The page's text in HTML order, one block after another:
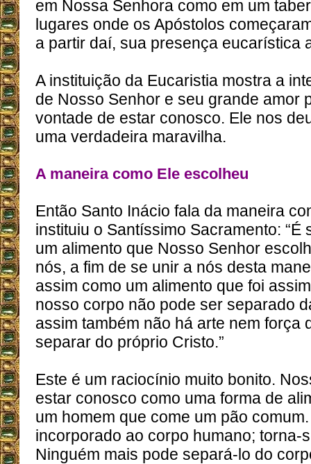
em Nossa Senhora como em um
lugares onde os Apóstolos
a partir daí, sua presença eucarística
A instituição da Eucaristia mostra a
de Nosso Senhor e seu grande amor
vontade de estar conosco. Ele nos
uma verdadeira maravilha.
A maneira como Ele escolheu
Então Santo Inácio fala da maneira
instituiu o Santíssimo Sacramento: “É
um alimento que Nosso Senhor
nós, a fim de se unir a nós desta
assim como um alimento que foi
nosso corpo não pode ser separado
assim também não há arte nem força
separar do próprio Cristo.”
Este é um raciocínio muito bonito.
estar conosco como uma forma de
um homem que come um pão
incorporado ao corpo humano; torna-
Ninguém mais pode separá-lo do